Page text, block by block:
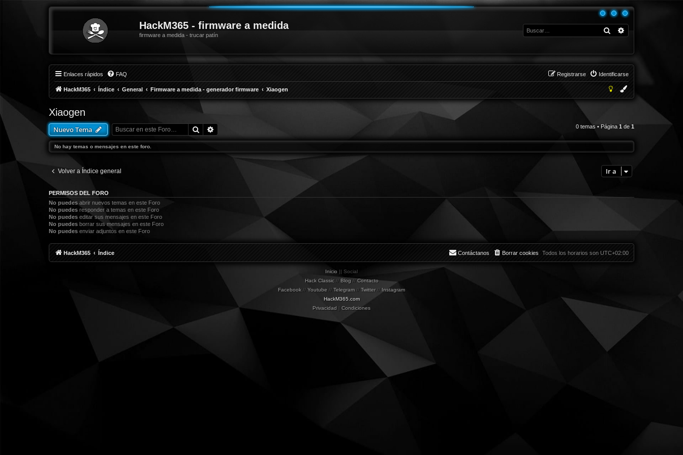
HackM365 - firmware a medida
firmware a medida - trucar patín
Buscar
Enlaces rápidos FAQ Identificarse
Registrarse
HackM365 Índice General Firmware a medida - generador firmware Xiaogen
Xiaogen
Nuevo Tema Buscar 0 temas • Página 1 de 1
No hay temas o mensajes en este foro.
Volver a Índice general Ir a
PERMISOS DEL FORO
No puedes abrir nuevos temas en este Foro
No puedes responder a temas en este Foro
No puedes editar sus mensajes en este Foro
No puedes borrar sus mensajes en este Foro
No puedes enviar adjuntos en este Foro
HackM365 Índice Todos los horarios son UTC+02:00
Borrar cookies
Contáctanos
Inicio || Social
Hack Classic// Blog// Contacto
Facebook // Youtube // Telegram// Twitter// Instagram
HackM365.com
Privacidad | Condiciones